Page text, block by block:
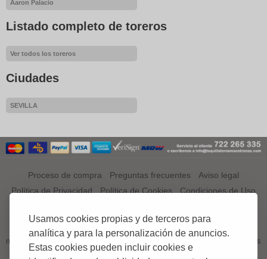
Usamos cookies propias y de terceros para
analítica y para la personalización de anuncios.
Estas cookies pueden incluir cookies e
Aaron Palacio
Listado completo de toreros
Ver todos los toreros
Ciudades
SEVILLA
Proceso de compra Preguntas frecuentes
Aviso legal
Política de Privacidad
Política de Cookies Condiciones de Uso
¿QUÉ ES TAQUILLATOROSMAESTRANZA.COM?
TAQUILLATOROSMAESTRANZA.COM es el primer portal a nivel
mundial especializado en venta de entradas, tickets o abonos de Corridas
de Toros;.